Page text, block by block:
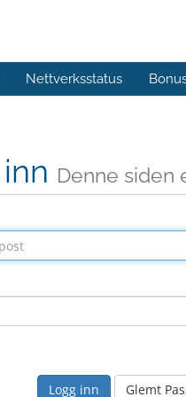
Nettverksstatus
Denne siden
Glemt